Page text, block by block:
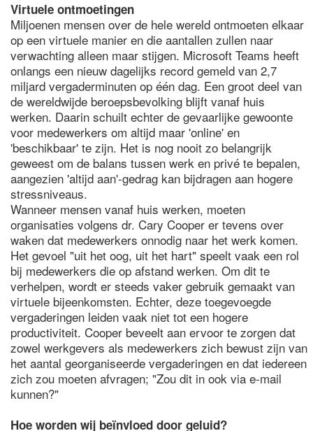
Virtuele ontmoetingen
Miljoenen mensen over de hele wereld ontmoeten elkaar
op een virtuele manier en die aantallen zullen naar
verwachting alleen maar stijgen. Microsoft Teams heeft
onlangs een nieuw dagelijks record gemeld van 2,7
miljard vergaderminuten op één dag. Een groot deel van
de wereldwijde beroepsbevolking blijft vanaf huis
werken. Daarin schuilt echter de gevaarlijke gewoonte
voor medewerkers om altijd maar 'online' en
'beschikbaar' te zijn. Het is nog nooit zo belangrijk
geweest om de balans tussen werk en privé te bepalen,
aangezien 'altijd aan'-gedrag kan bijdragen aan hogere
stressniveaus.
Wanneer mensen vanaf huis werken, moeten
organisaties volgens dr. Cary Cooper er tevens over
waken dat medewerkers onnodig naar het werk komen.
Het gevoel "uit het oog, uit het hart" speelt vaak een rol
bij medewerkers die op afstand werken. Om dit te
verhelpen, wordt er steeds vaker gebruik gemaakt van
virtuele bijeenkomsten. Echter, deze toegevoegde
vergaderingen leiden vaak niet tot een hogere
productiviteit. Cooper beveelt aan ervoor te zorgen dat
zowel werkgevers als medewerkers zich bewust zijn van
het aantal georganiseerde vergaderingen en dat iedereen
zich zou moeten afvragen; "Zou dit in ook via e-mail
kunnen?"
Hoe worden wij beïnvloed door geluid?